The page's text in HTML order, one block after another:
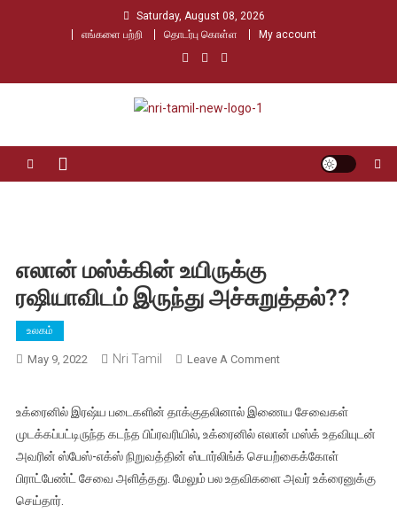
Saturday, August 08, 2026
எங்களை பற்றி
தொடர்பு கொள்ள My account
Nri Tamil
எலான் மஸ்க்கின் உயிருக்கு
ரஷியாவிடம் இருந்து அச்சுறுத்தல்??
உலகம்
May 9, 2022 Nri Tamil Leave A CommentOn
உயிருக்கு
ரஷியாவிடம்
இருந்து
அச்சுறுத்தல்??
உக்ரைனில் இரஷ்ய படைகளின் தாக்குதலினால் இணைய சேவைகள்
முடக்கப்பட்டிருந்த கடந்த பிப்ரவரியில், உக்ரைனில் எலான் மஸ்க் உதவியுடன்
அவரின் ஸ்பேஸ்-எக்ஸ் நிறுவத்தின் ஸ்டார்லிங்க் செயற்கைக்கோள்
பிராட்பேண்ட் சேவை அளித்தது. மேலும் பல உதவிகளை அவர் உக்ரைனுக்கு
செய்தார்.